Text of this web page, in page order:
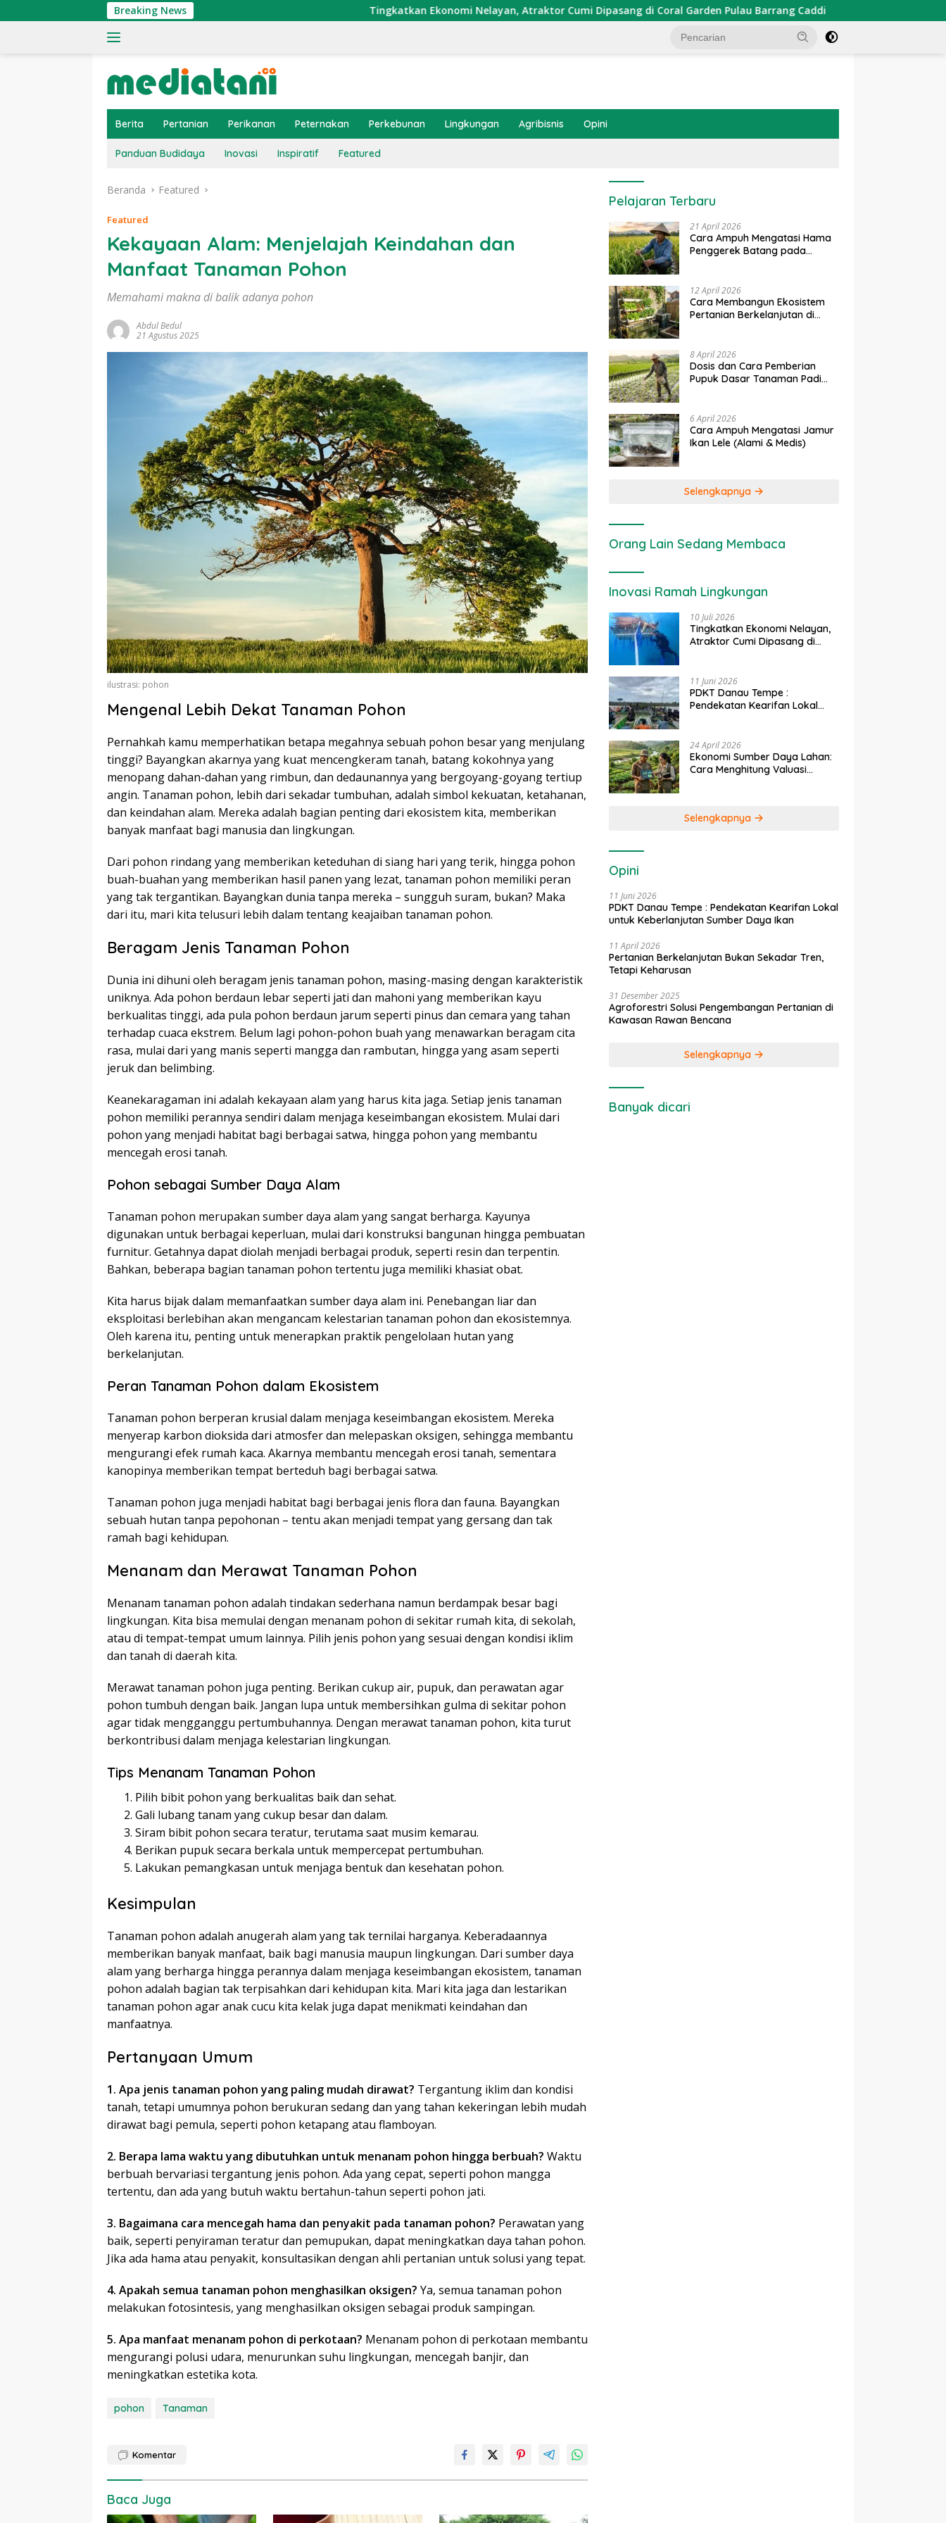
ke
Breaking News Tingkatkan Ekonomi Nelayan, Atraktor Cumi Dipasang di Coral Garden Pulau Barrang Caddi PDKT Danau Tempe :
Berita Pertanian Perikanan Peternakan Perkebunan Lingkungan Agribisnis Opini
Panduan Budidaya Inovasi Inspiratif Featured
Beranda Featured
Featured
Kekayaan Alam: Menjelajah Keindahan dan
Manfaat Tanaman Pohon
Memahami makna di balik adanya pohon
Abdul Bedul
21 Agustus 2025
ilustrasi: pohon
Mengenal Lebih Dekat Tanaman Pohon
Pernahkah kamu memperhatikan betapa megahnya sebuah pohon besar yang menjulang
tinggi? Bayangkan akarnya yang kuat mencengkeram tanah, batang kokohnya yang
menopang dahan-dahan yang rimbun, dan dedaunannya yang bergoyang-goyang tertiup
angin. Tanaman pohon, lebih dari sekadar tumbuhan, adalah simbol kekuatan, ketahanan,
dan keindahan alam. Mereka adalah bagian penting dari ekosistem kita, memberikan
banyak manfaat bagi manusia dan lingkungan.
Dari pohon rindang yang memberikan keteduhan di siang hari yang terik, hingga pohon
buah-buahan yang memberikan hasil panen yang lezat, tanaman pohon memiliki peran
yang tak tergantikan. Bayangkan dunia tanpa mereka – sungguh suram, bukan? Maka
dari itu, mari kita telusuri lebih dalam tentang keajaiban tanaman pohon.
Beragam Jenis Tanaman Pohon
Dunia ini dihuni oleh beragam jenis tanaman pohon, masing-masing dengan karakteristik
uniknya. Ada pohon berdaun lebar seperti jati dan mahoni yang memberikan kayu
berkualitas tinggi, ada pula pohon berdaun jarum seperti pinus dan cemara yang tahan
terhadap cuaca ekstrem. Belum lagi pohon-pohon buah yang menawarkan beragam cita
rasa, mulai dari yang manis seperti mangga dan rambutan, hingga yang asam seperti
jeruk dan belimbing.
Keanekaragaman ini adalah kekayaan alam yang harus kita jaga. Setiap jenis tanaman
pohon memiliki perannya sendiri dalam menjaga keseimbangan ekosistem. Mulai dari
pohon yang menjadi habitat bagi berbagai satwa, hingga pohon yang membantu
mencegah erosi tanah.
Pohon sebagai Sumber Daya Alam
Tanaman pohon merupakan sumber daya alam yang sangat berharga. Kayunya
digunakan untuk berbagai keperluan, mulai dari konstruksi bangunan hingga pembuatan
furnitur. Getahnya dapat diolah menjadi berbagai produk, seperti resin dan terpentin.
Bahkan, beberapa bagian tanaman pohon tertentu juga memiliki khasiat obat.
Kita harus bijak dalam memanfaatkan sumber daya alam ini. Penebangan liar dan
eksploitasi berlebihan akan mengancam kelestarian tanaman pohon dan ekosistemnya.
Oleh karena itu, penting untuk menerapkan praktik pengelolaan hutan yang
berkelanjutan.
Peran Tanaman Pohon dalam Ekosistem
Tanaman pohon berperan krusial dalam menjaga keseimbangan ekosistem. Mereka
menyerap karbon dioksida dari atmosfer dan melepaskan oksigen, sehingga membantu
mengurangi efek rumah kaca. Akarnya membantu mencegah erosi tanah, sementara
kanopinya memberikan tempat berteduh bagi berbagai satwa.
Tanaman pohon juga menjadi habitat bagi berbagai jenis flora dan fauna. Bayangkan
sebuah hutan tanpa pepohonan – tentu akan menjadi tempat yang gersang dan tak
ramah bagi kehidupan.
Menanam dan Merawat Tanaman Pohon
Menanam tanaman pohon adalah tindakan sederhana namun berdampak besar bagi
lingkungan. Kita bisa memulai dengan menanam pohon di sekitar rumah kita, di sekolah,
atau di tempat-tempat umum lainnya. Pilih jenis pohon yang sesuai dengan kondisi iklim
dan tanah di daerah kita.
Merawat tanaman pohon juga penting. Berikan cukup air, pupuk, dan perawatan agar
pohon tumbuh dengan baik. Jangan lupa untuk membersihkan gulma di sekitar pohon
agar tidak mengganggu pertumbuhannya. Dengan merawat tanaman pohon, kita turut
berkontribusi dalam menjaga kelestarian lingkungan.
Tips Menanam Tanaman Pohon
Pilih bibit pohon yang berkualitas baik dan sehat.
Gali lubang tanam yang cukup besar dan dalam.
Siram bibit pohon secara teratur, terutama saat musim kemarau.
Berikan pupuk secara berkala untuk mempercepat pertumbuhan.
Lakukan pemangkasan untuk menjaga bentuk dan kesehatan pohon.
Kesimpulan
Tanaman pohon adalah anugerah alam yang tak ternilai harganya. Keberadaannya
memberikan banyak manfaat, baik bagi manusia maupun lingkungan. Dari sumber daya
alam yang berharga hingga perannya dalam menjaga keseimbangan ekosistem, tanaman
pohon adalah bagian tak terpisahkan dari kehidupan kita. Mari kita jaga dan lestarikan
tanaman pohon agar anak cucu kita kelak juga dapat menikmati keindahan dan
manfaatnya.
Pertanyaan Umum
1. Apa jenis tanaman pohon yang paling mudah dirawat? Tergantung iklim dan kondisi
tanah, tetapi umumnya pohon berukuran sedang dan yang tahan kekeringan lebih mudah
dirawat bagi pemula, seperti pohon ketapang atau flamboyan.
2. Berapa lama waktu yang dibutuhkan untuk menanam pohon hingga berbuah? Waktu
berbuah bervariasi tergantung jenis pohon. Ada yang cepat, seperti pohon mangga
tertentu, dan ada yang butuh waktu bertahun-tahun seperti pohon jati.
3. Bagaimana cara mencegah hama dan penyakit pada tanaman pohon? Perawatan yang
baik, seperti penyiraman teratur dan pemupukan, dapat meningkatkan daya tahan pohon.
Jika ada hama atau penyakit, konsultasikan dengan ahli pertanian untuk solusi yang tepat.
4. Apakah semua tanaman pohon menghasilkan oksigen? Ya, semua tanaman pohon
melakukan fotosintesis, yang menghasilkan oksigen sebagai produk sampingan.
5. Apa manfaat menanam pohon di perkotaan? Menanam pohon di perkotaan membantu
mengurangi polusi udara, menurunkan suhu lingkungan, mencegah banjir, dan
meningkatkan estetika kota.
pohon Tanaman
Komentar
Baca Juga
Pelajaran Terbaru
21 April 2026
Cara Ampuh Mengatasi Hama
Penggerek Batang pada
12 April 2026
Cara Membangun Ekosistem
Pertanian Berkelanjutan di
8 April 2026
Dosis dan Cara Pemberian
Pupuk Dasar Tanaman Padi
6 April 2026
Cara Ampuh Mengatasi Jamur
Ikan Lele (Alami & Medis)
Selengkapnya
Orang Lain Sedang Membaca
Inovasi Ramah Lingkungan
10 Juli 2026
Tingkatkan Ekonomi Nelayan,
Atraktor Cumi Dipasang di
11 Juni 2026
PDKT Danau Tempe :
Pendekatan Kearifan Lokal
24 April 2026
Ekonomi Sumber Daya Lahan:
Cara Menghitung Valuasi
Selengkapnya
Opini
11 Juni 2026
PDKT Danau Tempe : Pendekatan Kearifan Lokal
untuk Keberlanjutan Sumber Daya Ikan
11 April 2026
Pertanian Berkelanjutan Bukan Sekadar Tren,
Tetapi Keharusan
31 Desember 2025
Agroforestri Solusi Pengembangan Pertanian di
Kawasan Rawan Bencana
Selengkapnya
Banyak dicari